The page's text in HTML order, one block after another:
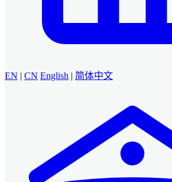
EN | CN English | 简体中文